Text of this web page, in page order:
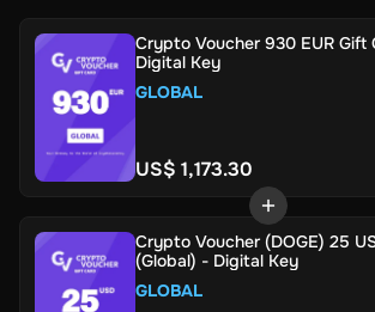
Crypto Voucher 930 EUR Gift
Digital Key
GLOBAL
US$ 1,173.30
Crypto Voucher (DOGE) 25
(Global) - Digital Key
GLOBAL